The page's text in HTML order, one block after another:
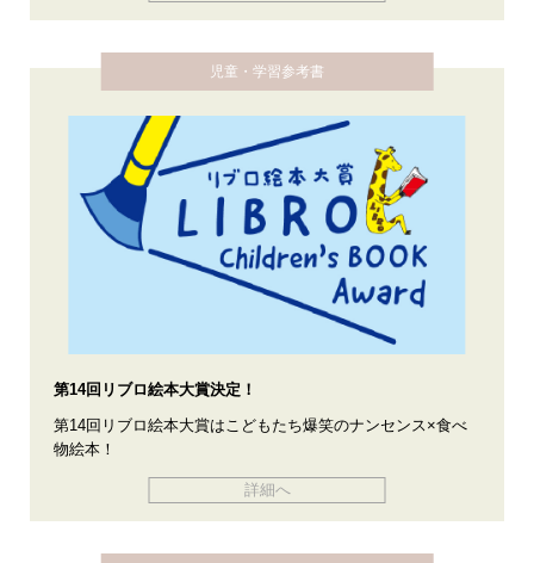
児童・学習参考書
第14回リブロ絵本大賞決定！
第14回リブロ絵本大賞はこどもたち爆笑のナンセンス×食べ
物絵本！
詳細へ